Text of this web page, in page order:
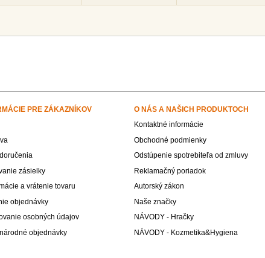
PRE ZÁKAZNÍKOV O NÁS A NAŠICH PRODUKTOCH
Kontaktné informácie
Obchodné podmienky
Odstúpenie spotrebiteľa od zmluvy
zásielky
Reklamačný poriadok
a vrátenie tovaru
Autorský zákon
objednávky
Naše značky
osobných údajov
NÁVODY - Hračky
objednávky NÁVODY - Kozmetika&Hygiena